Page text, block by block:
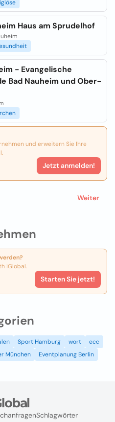
iGlobal.
Starten Sie jetzt!
Haus am Sprudelhof
- Evangelische
Bad Nauheim und Ober-
und erweitern Sie Ihre
Jetzt anmelden!
Weiter
Sport Hamburg wort
ecc
München
Eventplanung Berlin
Schlagwörter